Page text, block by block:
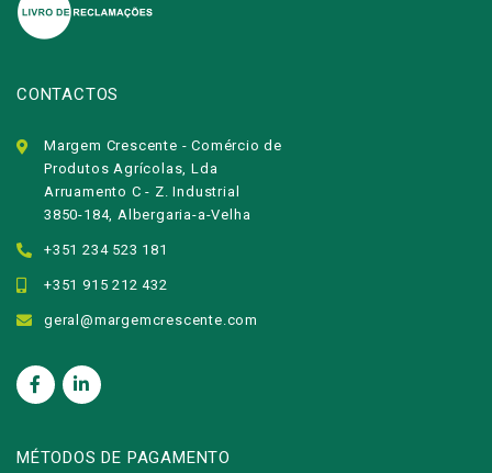
CONTACTOS
Margem Crescente - Comércio de
Produtos Agrícolas, Lda
Arruamento C - Z. Industrial
3850-184, Albergaria-a-Velha
+351 234 523 181
+351 915 212 432
geral@margemcrescente.com
MÉTODOS DE PAGAMENTO